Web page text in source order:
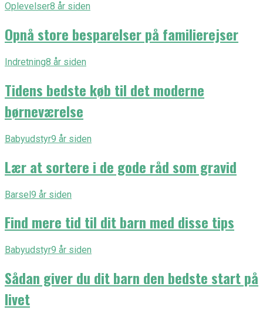
Oplevelser8 år siden
Opnå store besparelser på familierejser
Indretning8 år siden
Tidens bedste køb til det moderne
børneværelse
Babyudstyr9 år siden
Lær at sortere i de gode råd som gravid
Barsel9 år siden
Find mere tid til dit barn med disse tips
Babyudstyr9 år siden
Sådan giver du dit barn den bedste start på
livet